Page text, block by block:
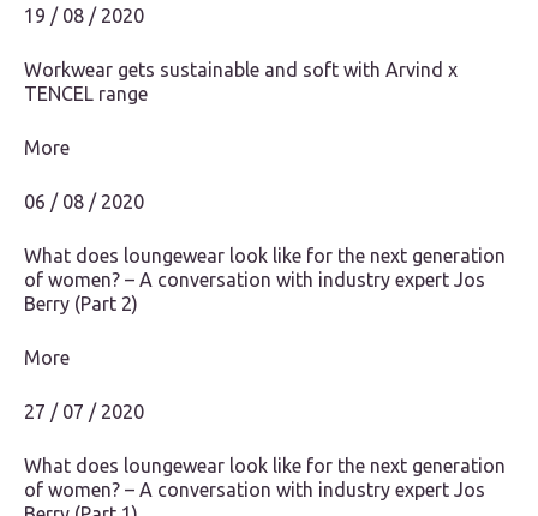
19 / 08 / 2020
Workwear gets sustainable and soft with Arvind x
TENCEL range
More
06 / 08 / 2020
What does loungewear look like for the next generation
of women? – A conversation with industry expert Jos
Berry (Part 2)
More
27 / 07 / 2020
What does loungewear look like for the next generation
of women? – A conversation with industry expert Jos